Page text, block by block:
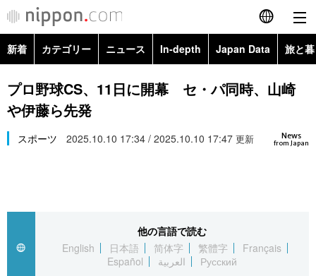
English
简体字
Русский
カテゴリー
経済・ビジネス
国際
トップ
アーカイブ
In-depth
Japan Data
新着 カテゴリー ニュース In-depth Japan Data 旅と
政治・外交
経済・ビジネス
Topics
プロ野球CS、11日に開幕 セ・パ同時、山崎
や伊藤ら先発
News
from Japan
スポーツ 2025.10.10 17:34 / 2025.10.10 17:47 更新
他の言語で読む
English
日本語 简体字 繁體字
Français
Español
العربية Русский